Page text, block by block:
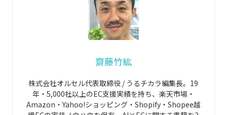
齋藤竹紘
株式会社オルセル代表取締役 / うるチカラ編集長。19
年・5,000社以上のEC支援実績を持ち、楽天市場・
Amazon・Yahoo!ショッピング・Shopify・Shopee越